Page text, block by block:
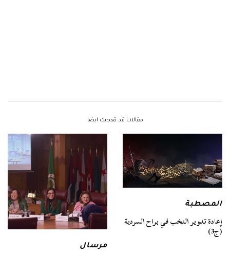
مقالات قد تعجبك ايضا
المصطبة
إعادة تدوير النخب في براح السردية
(ج3)
مرسال